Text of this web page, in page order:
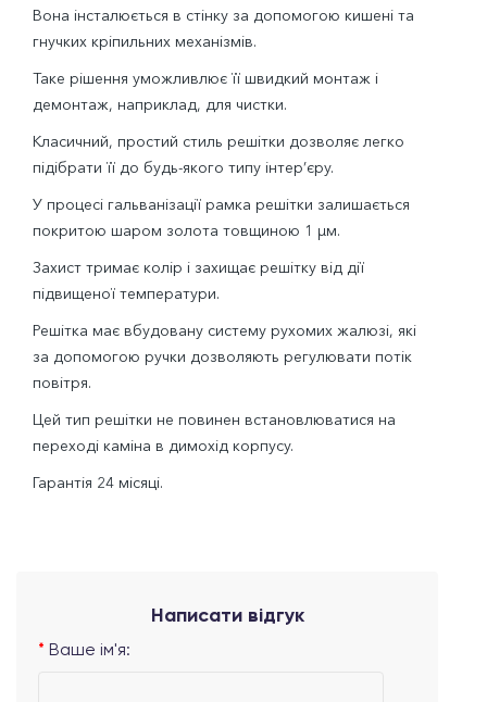
Вона інсталюється в стінку за допомогою кишені та
гнучких кріпильних механізмів.
Таке рішення уможливлює її швидкий монтаж і
демонтаж, наприклад, для чистки.
Класичний, простий стиль решітки дозволяє легко
підібрати її до будь-якого типу інтер’єру.
У процесі гальванізації рамка решітки залишається
покритою шаром золота товщиною 1 μм.
Захист тримає колір і захищає решітку від дії
підвищеної температури.
Решітка має вбудовану систему рухомих жалюзі, які
за допомогою ручки дозволяють регулювати потік
повітря.
Цей тип решітки не повинен встановлюватися на
переході каміна в димохід корпусу.
Гарантія 24 місяці.
Написати відгук
Ваше ім'я: